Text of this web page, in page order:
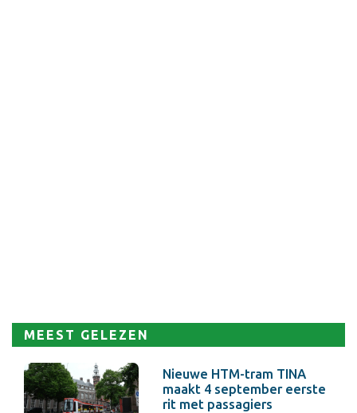
MEEST GELEZEN
Nieuwe HTM-tram TINA
maakt 4 september eerste
rit met passagiers